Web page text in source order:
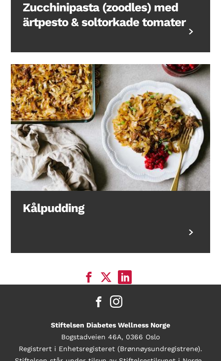
Zucchinipasta (zoodles) med
ärtpesto & soltorkade tomater
Kålpudding
Stiftelsen Diabetes Wellness Norge
Bogstadveien 46A, 0366 Oslo
Registrert i Enhetsregisteret (Brønnøysundregistrene).